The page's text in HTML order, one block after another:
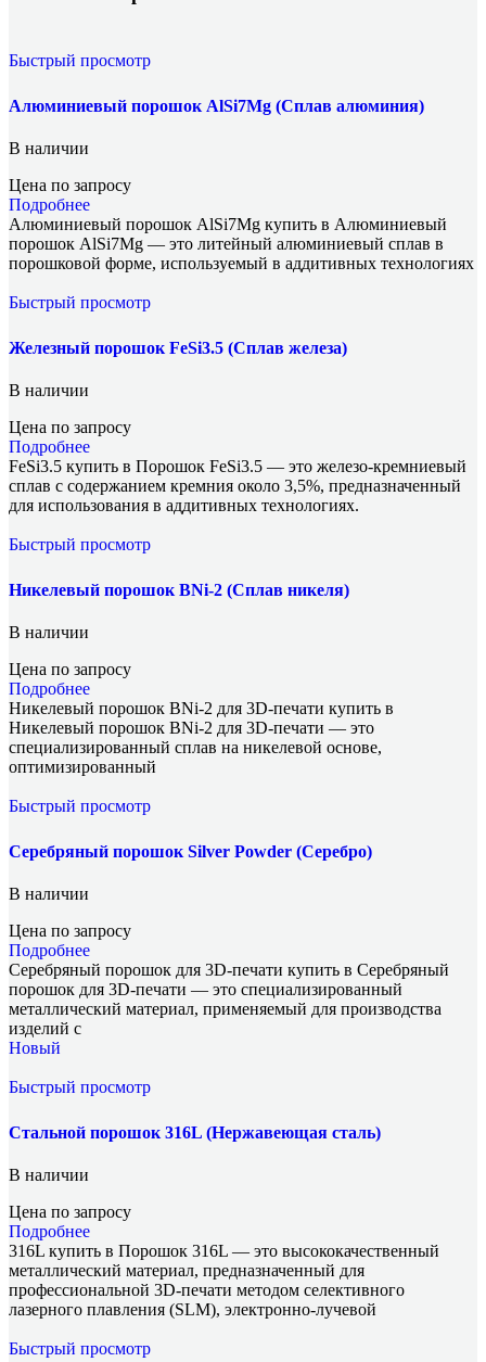
Быстрый просмотр
Алюминиевый порошок AlSi7Mg (Сплав алюминия)
В наличии
Цена по запросу
Подробнее
Алюминиевый порошок AlSi7Mg купить в Алюминиевый
порошок AlSi7Mg — это литейный алюминиевый сплав в
порошковой форме, используемый в аддитивных технологиях
Быстрый просмотр
Железный порошок FeSi3.5 (Сплав железа)
В наличии
Цена по запросу
Подробнее
FeSi3.5 купить в Порошок FeSi3.5 — это железо-кремниевый
сплав с содержанием кремния около 3,5%, предназначенный
для использования в аддитивных технологиях.
Быстрый просмотр
Никелевый порошок BNi-2 (Сплав никеля)
В наличии
Цена по запросу
Подробнее
Никелевый порошок BNi-2 для 3D-печати купить в
Никелевый порошок BNi-2 для 3D-печати — это
специализированный сплав на никелевой основе,
оптимизированный
Быстрый просмотр
Серебряный порошок Silver Powder (Серебро)
В наличии
Цена по запросу
Подробнее
Серебряный порошок для 3D-печати купить в Серебряный
порошок для 3D-печати — это специализированный
металлический материал, применяемый для производства
изделий с
Новый
Быстрый просмотр
Стальной порошок 316L (Нержавеющая сталь)
В наличии
Цена по запросу
Подробнее
316L купить в Порошок 316L — это высококачественный
металлический материал, предназначенный для
профессиональной 3D-печати методом селективного
лазерного плавления (SLM), электронно-лучевой
Быстрый просмотр